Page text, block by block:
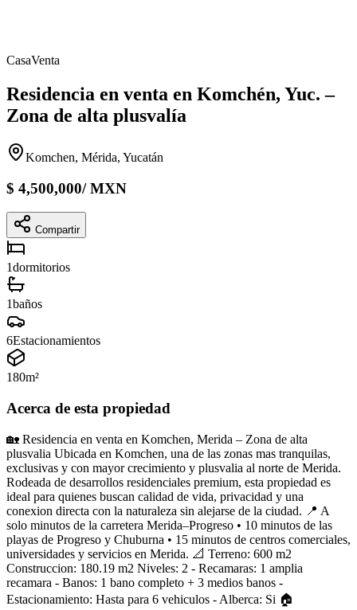
CasaVenta
Residencia en venta en Komchén, Yuc. –
Zona de alta plusvalía
Komchen, Mérida, Yucatán
$ 4,500,000/MXN
Compartir
1dormitorios
1baños
6Estacionamientos
180m²
Acerca de esta propiedad
🏡 Residencia en venta en Komchen, Merida – Zona de alta
plusvalia Ubicada en Komchen, una de las zonas mas tranquilas,
exclusivas y con mayor crecimiento y plusvalia al norte de Merida.
Rodeada de desarrollos residenciales premium, esta propiedad es
ideal para quienes buscan calidad de vida, privacidad y una
conexion directa con la naturaleza sin alejarse de la ciudad. 📍 A
solo minutos de la carretera Merida–Progreso • 10 minutos de las
playas de Progreso y Chuburna • 15 minutos de centros comerciales,
universidades y servicios en Merida. 📐 Terreno: 600 m2
Construccion: 180.19 m2 Niveles: 2 - Recamaras: 1 amplia
recamara - Banos: 1 bano completo + 3 medios banos -
Estacionamiento: Hasta para 6 vehiculos - Alberca: Si 🏠